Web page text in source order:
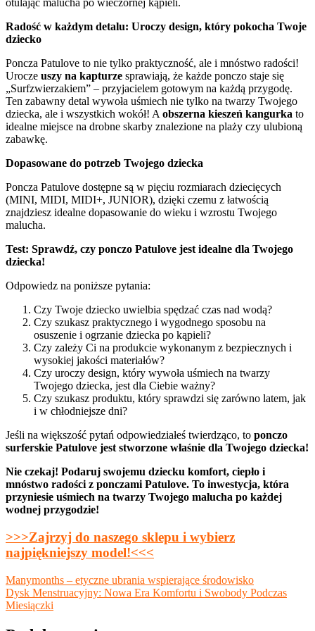
otulając malucha po wieczornej kąpieli.
Radość w każdym detalu: Uroczy design, który pokocha Twoje
dziecko
Poncza Patulove to nie tylko praktyczność, ale i mnóstwo radości!
Urocze uszy na kapturze sprawiają, że każde ponczo staje się
„Surfzwierzakiem” – przyjacielem gotowym na każdą przygodę.
Ten zabawny detal wywoła uśmiech nie tylko na twarzy Twojego
dziecka, ale i wszystkich wokół! Aobszerna kieszeń kangurka to
idealne miejsce na drobne skarby znalezione na plaży czy ulubioną
zabawkę.
Dopasowane do potrzeb Twojego dziecka
Poncza Patulove dostępne są w pięciu rozmiarach dziecięcych
(MINI, MIDI, MIDI+, JUNIOR), dzięki czemu z łatwością
znajdziesz idealne dopasowanie do wieku i wzrostu Twojego
malucha.
Test: Sprawdź, czy ponczo Patulove jest idealne dla Twojego
dziecka!
Odpowiedz na poniższe pytania:
Czy Twoje dziecko uwielbia spędzać czas nad wodą?
Czy szukasz praktycznego i wygodnego sposobu na
osuszenie i ogrzanie dziecka po kąpieli?
Czy zależy Ci na produkcie wykonanym z bezpiecznych i
wysokiej jakości materiałów?
Czy uroczy design, który wywoła uśmiech na twarzy
Twojego dziecka, jest dla Ciebie ważny?
Czy szukasz produktu, który sprawdzi się zarówno latem, jak
i w chłodniejsze dni?
Jeśli na większość pytań odpowiedziałeś twierdząco, to ponczo
surferskie Patulove jest stworzone właśnie dla Twojego dziecka!
Nie czekaj! Podaruj swojemu dziecku komfort, ciepło i
mnóstwo radości z ponczami Patulove. To inwestycja, która
przyniesie uśmiech na twarzy Twojego malucha po każdej
wodnej przygodzie!
>>>Zajrzyj do naszego sklepu i wybierz
najpiękniejszy model!<<<
Nawigacja
wpisu
Manymonths – etyczne ubrania wspierające środowisko
Dysk Menstruacyjny: Nowa Era Komfortu i Swobody Podczas
Miesiączki